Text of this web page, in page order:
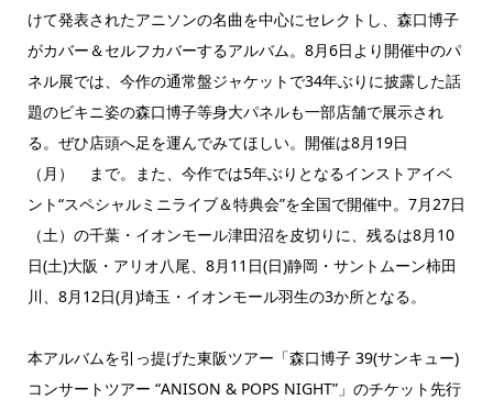
けて発表されたアニソンの名曲を中心にセレクトし、森口博子
がカバー＆セルフカバーするアルバム。8月6日より開催中のパ
ネル展では、今作の通常盤ジャケットで34年ぶりに披露した話
題のビキニ姿の森口博子等身大パネルも一部店舗で展示され
る。ぜひ店頭へ足を運んでみてほしい。開催は8月19日
（月） まで。また、今作では5年ぶりとなるインストアイベ
ント“スペシャルミニライブ＆特典会”を全国で開催中。7月27日
（土）の千葉・イオンモール津田沼を皮切りに、残るは8月10
日(土)大阪・アリオ八尾、8月11日(日)静岡・サントムーン柿田
川、8月12日(月)埼玉・イオンモール羽生の3か所となる。
本アルバムを引っ提げた東阪ツアー「森口博子 39(サンキュー)
コンサートツアー “ANISON & POPS NIGHT”」のチケット先行